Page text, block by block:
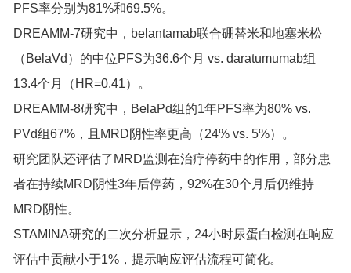
PFS率分别为81%和69.5%。
DREAMM-7研究中，belantamab联合硼替米和地塞米松
（BelaVd）的中位PFS为36.6个月 vs. daratumumab组
13.4个月（HR=0.41）。
DREAMM-8研究中，BelaPd组的1年PFS率为80% vs.
PVd组67%，且MRD阴性率更高（24% vs. 5%）。
研究团队还评估了MRD监测在治疗停药中的作用，部分患
者在持续MRD阴性3年后停药，92%在30个月后仍维持
MRD阴性。
STAMINA研究的二次分析显示，24小时尿蛋白检测在响应
评估中贡献小于1%，提示响应评估流程可简化。